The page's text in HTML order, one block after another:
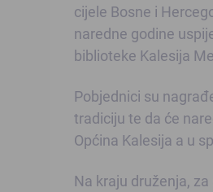
cijele Bosne i
naredne godine
biblioteke Kalesija
Pobjednici su
tradiciju te da će
Općina Kalesija a u
Na kraju druženja,